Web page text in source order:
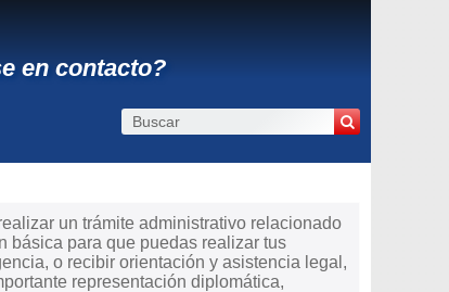
en contacto?
un trámite administrativo relacionado
básica para que puedas realizar tus
o recibir orientación y asistencia legal,
representación diplomática,